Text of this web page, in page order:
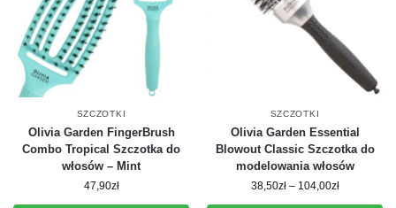
SZCZOTKI
Olivia Garden FingerBrush
Combo Tropical Szczotka do
włosów – Mint
47,90zł
SZCZOTKI
Olivia Garden Essential
Blowout Classic Szczotka do
modelowania włosów
38,50zł – 104,00zł